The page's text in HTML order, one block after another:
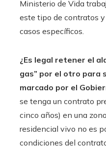
Ministerio de Vida
este tipo de contratos
casos específicos.
¿Es legal retener el
gas” por el otro para
marcado por el
se tenga un contrato
cinco años) en una
residencial vivo no es
condiciones del